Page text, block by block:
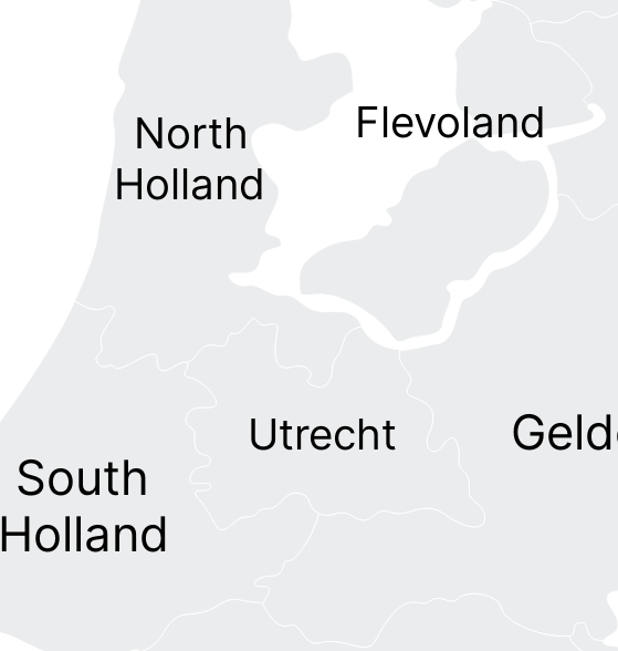
Flevoland
North
Holland
South
Holland
Utrecht